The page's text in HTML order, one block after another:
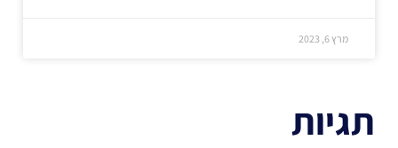
מרץ 6, 2023
תגיות